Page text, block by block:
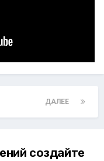
ДАЛЕЕ
создайте